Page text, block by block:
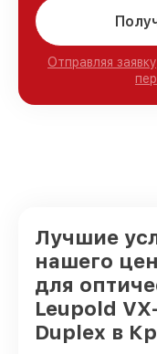
Отправляя
Лучшие
нашего
для
Leupold
Duplex в